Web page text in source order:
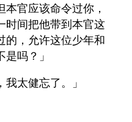
本官应该命令过你，
时间把他带到本官这
的，允许这位少年和
吗？」
我太健忘了。」